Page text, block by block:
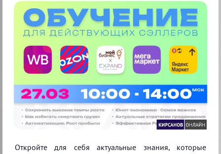
Откройте для себя актуальные знания, которые